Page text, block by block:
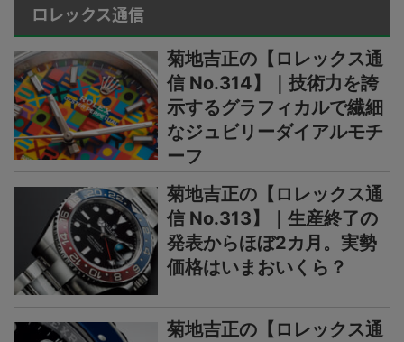
ロレックス通信
菊地吉正の【ロレックス通
信 No.314】｜技術力を誇
示するグラフィカルで繊細
なジュビリーダイアルモチ
ーフ
菊地吉正の【ロレックス通
信 No.313】｜生産終了の
発表からほぼ2カ月。実勢
価格はいまおいくら？
菊地吉正の【ロレックス通